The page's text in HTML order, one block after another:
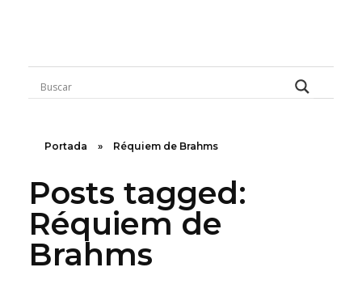
Rugidos Disidentes
Bogotá - Colombia | ISSN 2619-5569
Portada » Réquiem de Brahms
Posts tagged:
Réquiem de
Brahms